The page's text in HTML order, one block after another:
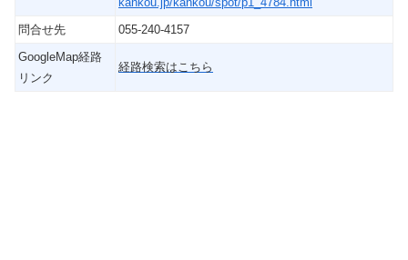
問合せ先
055-240-4157
GoogleMap経路
リンク
経路検索はこちら